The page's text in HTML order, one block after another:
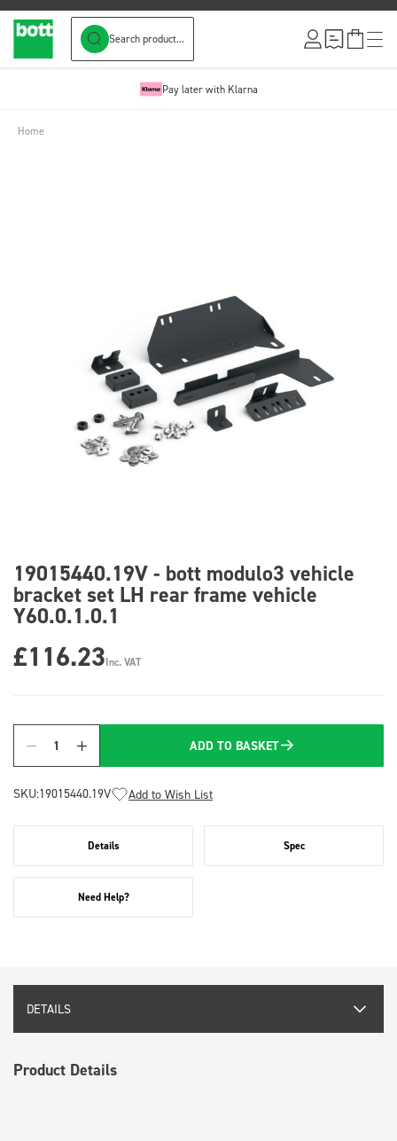
Search product...
Pay later with Klarna
Home
19015440.19V - bott modulo3 vehicle
bracket set LH rear frame vehicle
Y60.0.1.0.1
£116.23Inc. VAT
Quantity
ADD TO BASKET
SKU:19015440.19V Add to Wish List
Details Spec
Need Help?
DETAILS
Product Details